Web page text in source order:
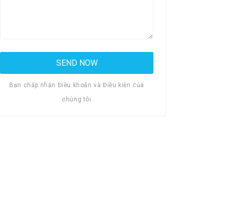
Bạn chấp nhận Điều khoản và Điều kiện của
chúng tôi